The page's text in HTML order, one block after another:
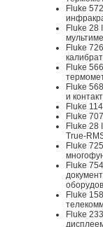
Fluke
Fluke 28
Fluke
Fluke
Fluke
и
Fluke
Fluke
Fluke
True-
Fluke
Fluke
Fluke
Fluke